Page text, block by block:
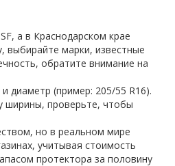
а в Краснодарском крае
выбирайте марки, известные
обратите внимание на
диаметр (пример: 205/55 R16).
ширины, проверьте, чтобы
но в реальном мире
учитывая стоимость
протектора за половину